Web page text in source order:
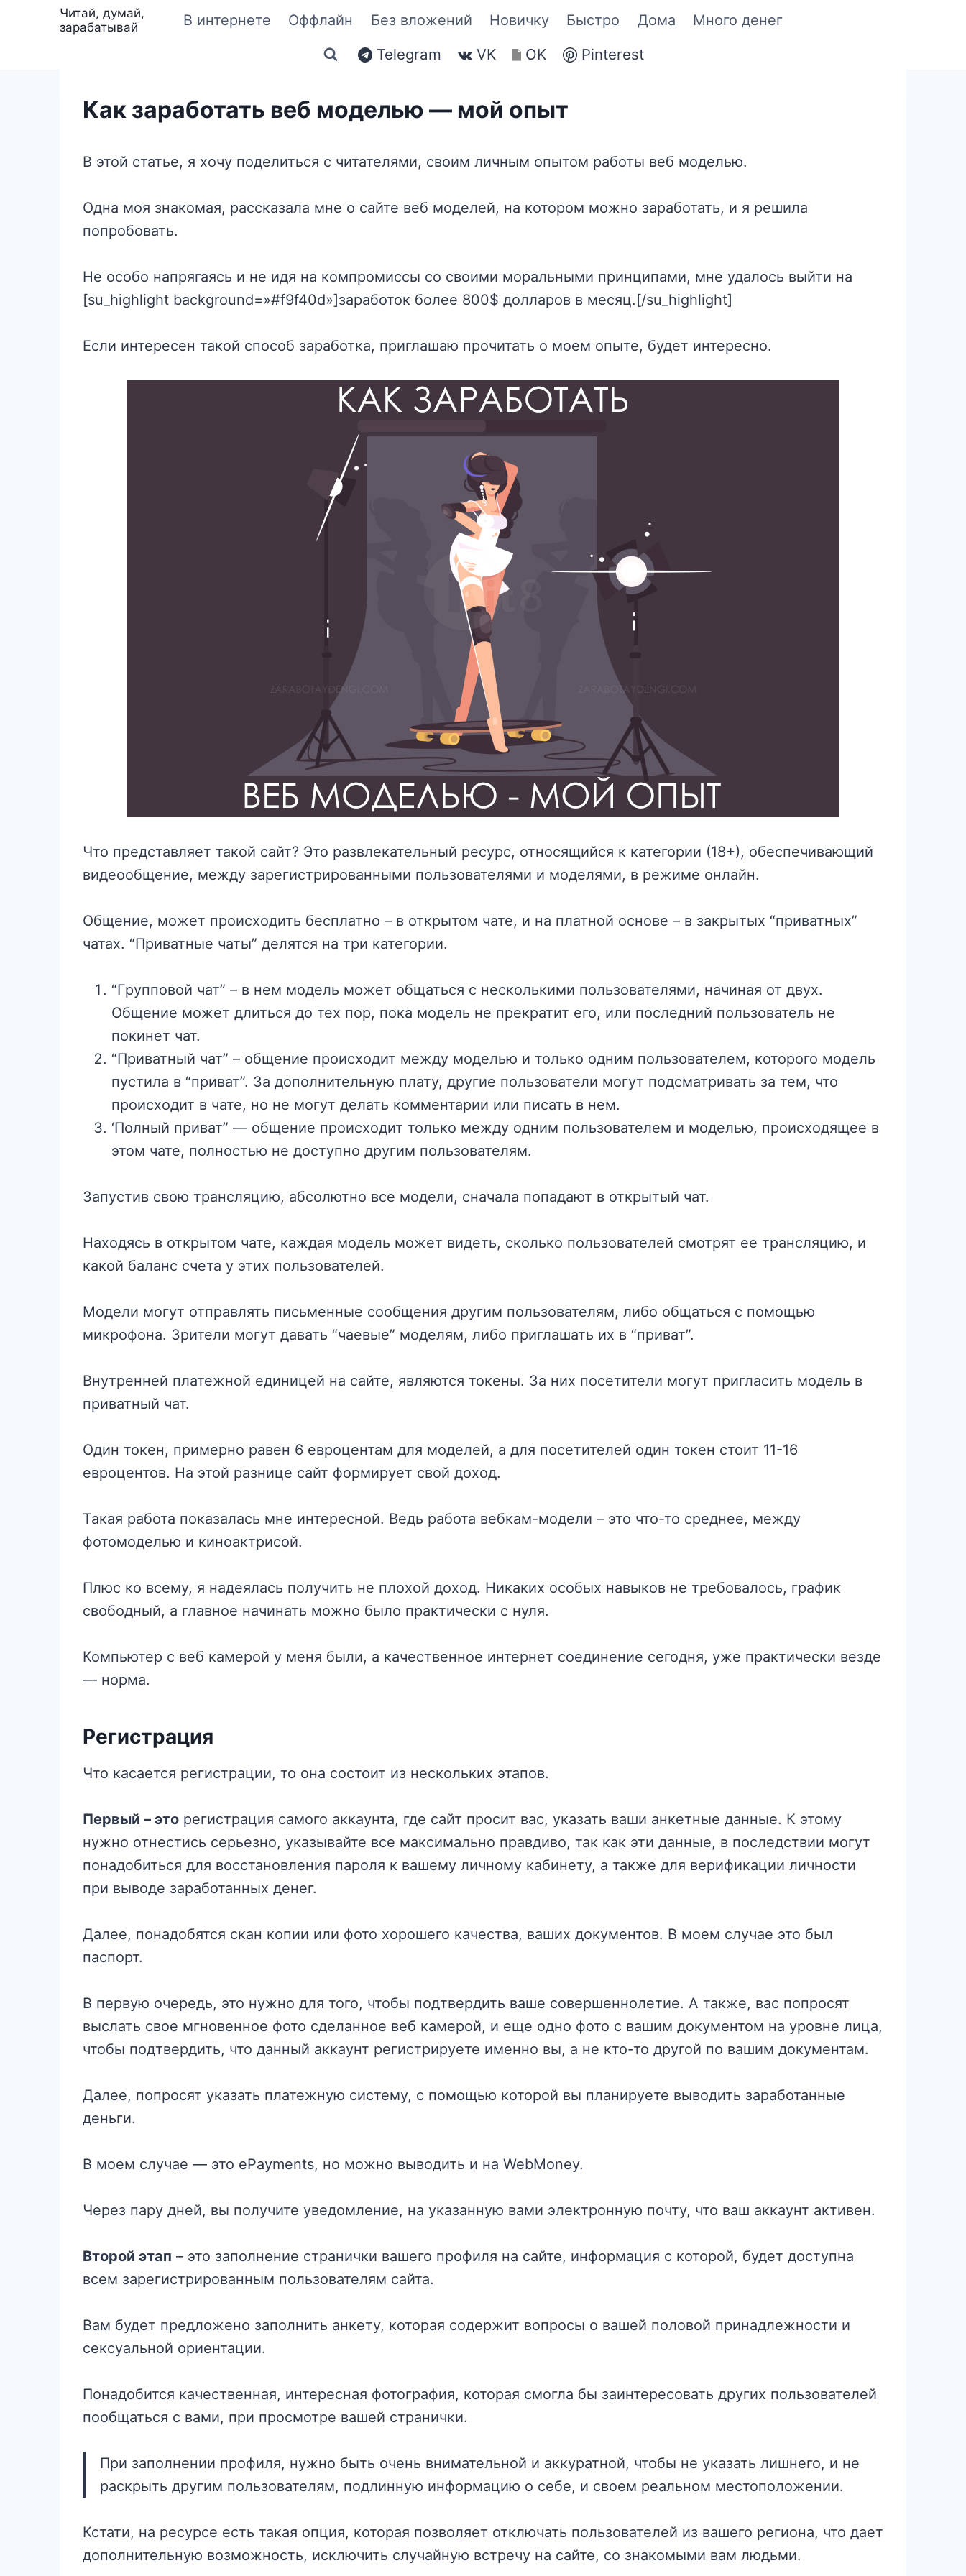
Читай, думай,
зарабатывай
В интернете Оффлайн Без вложений Новичку Быстро Дома Много денег
Telegram VK OK Pinterest
Как заработать веб моделью — мой опыт
В этой статье, я хочу поделиться с читателями, своим личным опытом работы веб моделью.
Одна моя знакомая, рассказала мне о сайте веб моделей, на котором можно заработать, и я решила
попробовать.
Не особо напрягаясь и не идя на компромиссы со своими моральными принципами, мне удалось выйти на
[su_highlight background=»#f9f40d»]заработок более 800$ долларов в месяц.[/su_highlight]
Если интересен такой способ заработка, приглашаю прочитать о моем опыте, будет интересно.
Что представляет такой сайт? Это развлекательный ресурс, относящийся к категории (18+), обеспечивающий
видеообщение, между зарегистрированными пользователями и моделями, в режиме онлайн.
Общение, может происходить бесплатно – в открытом чате, и на платной основе – в закрытых “приватных”
чатах. “Приватные чаты” делятся на три категории.
“Групповой чат” – в нем модель может общаться с несколькими пользователями, начиная от двух.
Общение может длиться до тех пор, пока модель не прекратит его, или последний пользователь не
покинет чат.
“Приватный чат” – общение происходит между моделью и только одним пользователем, которого модель
пустила в “приват”. За дополнительную плату, другие пользователи могут подсматривать за тем, что
происходит в чате, но не могут делать комментарии или писать в нем.
‘Полный приват” — общение происходит только между одним пользователем и моделью, происходящее в
этом чате, полностью не доступно другим пользователям.
Запустив свою трансляцию, абсолютно все модели, сначала попадают в открытый чат.
Находясь в открытом чате, каждая модель может видеть, сколько пользователей смотрят ее трансляцию, и
какой баланс счета у этих пользователей.
Модели могут отправлять письменные сообщения другим пользователям, либо общаться с помощью
микрофона. Зрители могут давать “чаевые” моделям, либо приглашать их в “приват”.
Внутренней платежной единицей на сайте, являются токены. За них посетители могут пригласить модель в
приватный чат.
Один токен, примерно равен 6 евроцентам для моделей, а для посетителей один токен стоит 11-16
евроцентов. На этой разнице сайт формирует свой доход.
Такая работа показалась мне интересной. Ведь работа вебкам-модели – это что-то среднее, между
фотомоделью и киноактрисой.
Плюс ко всему, я надеялась получить не плохой доход. Никаких особых навыков не требовалось, график
свободный, а главное начинать можно было практически с нуля.
Компьютер с веб камерой у меня были, а качественное интернет соединение сегодня, уже практически везде
— норма.
Регистрация
Что касается регистрации, то она состоит из нескольких этапов.
Первый – это регистрация самого аккаунта, где сайт просит вас, указать ваши анкетные данные. К этому
нужно отнестись серьезно, указывайте все максимально правдиво, так как эти данные, в последствии могут
понадобиться для восстановления пароля к вашему личному кабинету, а также для верификации личности
при выводе заработанных денег.
Далее, понадобятся скан копии или фото хорошего качества, ваших документов. В моем случае это был
паспорт.
В первую очередь, это нужно для того, чтобы подтвердить ваше совершеннолетие. А также, вас попросят
выслать свое мгновенное фото сделанное веб камерой, и еще одно фото с вашим документом на уровне лица,
чтобы подтвердить, что данный аккаунт регистрируете именно вы, а не кто-то другой по вашим документам.
Далее, попросят указать платежную систему, с помощью которой вы планируете выводить заработанные
деньги.
В моем случае — это ePayments, но можно выводить и на WebMoney.
Через пару дней, вы получите уведомление, на указанную вами электронную почту, что ваш аккаунт активен.
Второй этап – это заполнение странички вашего профиля на сайте, информация с которой, будет доступна
всем зарегистрированным пользователям сайта.
Вам будет предложено заполнить анкету, которая содержит вопросы о вашей половой принадлежности и
сексуальной ориентации.
Понадобится качественная, интересная фотография, которая смогла бы заинтересовать других пользователей
пообщаться с вами, при просмотре вашей странички.
При заполнении профиля, нужно быть очень внимательной и аккуратной, чтобы не указать лишнего, и не
раскрыть другим пользователям, подлинную информацию о себе, и своем реальном местоположении.
Кстати, на ресурсе есть такая опция, которая позволяет отключать пользователей из вашего региона, что дает
дополнительную возможность, исключить случайную встречу на сайте, со знакомыми вам людьми.